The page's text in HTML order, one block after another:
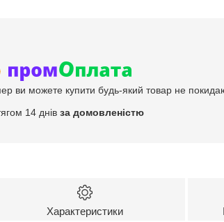
ви можете купити будь-який товар не
14 днів за домовленістю
Характеристики